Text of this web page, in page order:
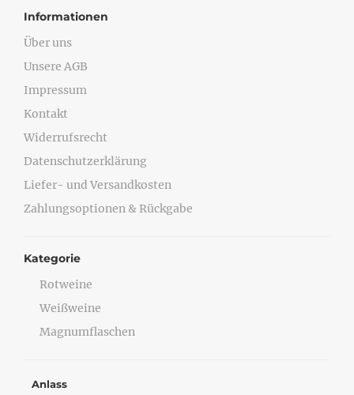
Informationen
Über uns
Unsere AGB
Impressum
Kontakt
Widerrufsrecht
Datenschutzerklärung
Liefer- und Versandkosten
Zahlungsoptionen & Rückgabe
Kategorie
Rotweine
Weißweine
Magnumflaschen
Anlass